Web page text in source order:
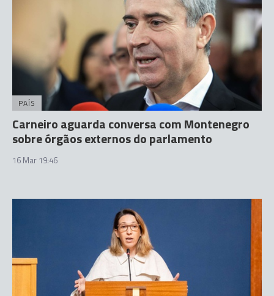
PAÍS
Carneiro aguarda conversa com Montenegro
sobre órgãos externos do parlamento
16 Mar 19:46